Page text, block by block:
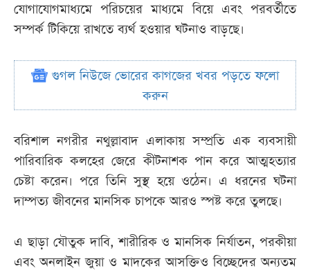
যোগাযোগমাধ্যমে পরিচয়ের মাধ্যমে বিয়ে এবং পরবর্তীতে
সম্পর্ক টিকিয়ে রাখতে ব্যর্থ হওয়ার ঘটনাও বাড়ছে।
গুগল নিউজে ভোরের কাগজের খবর পড়তে ফলো
করুন
বরিশাল নগরীর নথুল্লাবাদ এলাকায় সম্প্রতি এক ব্যবসায়ী
পারিবারিক কলহের জেরে কীটনাশক পান করে আত্মহত্যার
চেষ্টা করেন। পরে তিনি সুস্থ হয়ে ওঠেন। এ ধরনের ঘটনা
দাম্পত্য জীবনের মানসিক চাপকে আরও স্পষ্ট করে তুলছে।
এ ছাড়া যৌতুক দাবি, শারীরিক ও মানসিক নির্যাতন, পরকীয়া
এবং অনলাইন জুয়া ও মাদকের আসক্তিও বিচ্ছেদের অন্যতম